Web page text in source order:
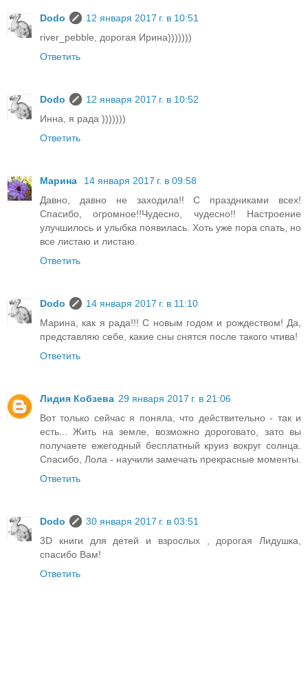
Dodo
12 января 2017 г. в 10:51
river_pebble, дорогая Ирина)))))))
Ответить
Dodo
12 января 2017 г. в 10:52
Инна, я рада )))))))
Ответить
Марина
14 января 2017 г. в 09:58
Давно, давно не заходила!! С праздниками всех!
Спасибо, огромное!!Чудесно, чудесно!! Настроение
улучшилось и улыбка появилась. Хоть уже пора спать, но
все листаю и листаю.
Ответить
Dodo
14 января 2017 г. в 11:10
Марина, как я рада!!! С новым годом и рождеством! Да,
представляю себе, какие сны снятся после такого чтива!
Ответить
Лидия Кобзева 29 января 2017 г. в 21:06
Вот только сейчас я поняла, что действительно - так и
есть... Жить на земле, возможно дороговато, зато вы
получаете ежегодный бесплатный круиз вокруг солнца.
Спасибо, Лола - научили замечать прекрасные моменты.
Ответить
Dodo
30 января 2017 г. в 03:51
3D книги для детей и взрослых , дорогая Лидушка,
спасибо Вам!
Ответить